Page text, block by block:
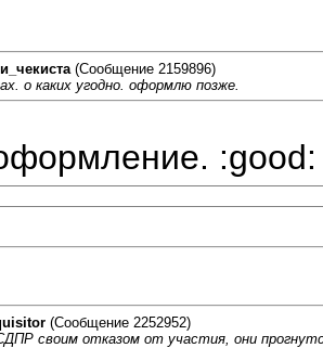
(Сообщение 2159896)
о каких угодно. оформлю позже.
:good:
(Сообщение 2252952)
своим отказом от участия, они